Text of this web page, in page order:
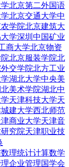
北京第二外国语
北京交通大学中
学院北京建筑大
学深圳 中国矿业
商大学北京物资
北京服装学院北
外交学院北方工业
湖北大学中央美
美术学院湖北中
天津科技大学天
建大学西北师范
商业大学天津音
究院天津职业技
理统计计算数学
企业管理国学会